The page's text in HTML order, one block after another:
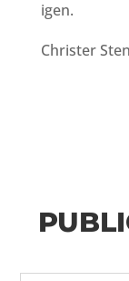
igen.
Christer